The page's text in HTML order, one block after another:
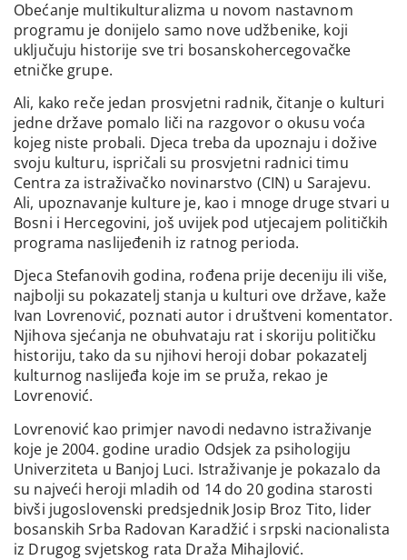
Obećanje multikulturalizma u novom nastavnom
programu je donijelo samo nove udžbenike, koji
uključuju historije sve tri bosanskohercegovačke
etničke grupe.
Ali, kako reče jedan prosvjetni radnik, čitanje o kulturi
jedne države pomalo liči na razgovor o okusu voća
kojeg niste probali. Djeca treba da upoznaju i dožive
svoju kulturu, ispričali su prosvjetni radnici timu
Centra za istraživačko novinarstvo (CIN) u Sarajevu.
Ali, upoznavanje kulture je, kao i mnoge druge stvari u
Bosni i Hercegovini, još uvijek pod utjecajem političkih
programa naslijeđenih iz ratnog perioda.
Djeca Stefanovih godina, rođena prije deceniju ili više,
najbolji su pokazatelj stanja u kulturi ove države, kaže
Ivan Lovrenović, poznati autor i društveni komentator.
Njihova sjećanja ne obuhvataju rat i skoriju političku
historiju, tako da su njihovi heroji dobar pokazatelj
kulturnog naslijeđa koje im se pruža, rekao je
Lovrenović.
Lovrenović kao primjer navodi nedavno istraživanje
koje je 2004. godine uradio Odsjek za psihologiju
Univerziteta u Banjoj Luci. Istraživanje je pokazalo da
su najveći heroji mladih od 14 do 20 godina starosti
bivši jugoslovenski predsjednik Josip Broz Tito, lider
bosanskih Srba Radovan Karadžić i srpski nacionalista
iz Drugog svjetskog rata Draža Mihajlović.